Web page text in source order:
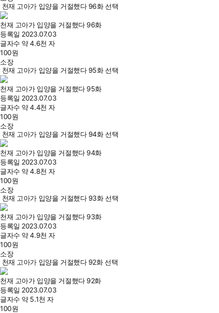
천재 고아가 입양을 거절했다 96화 선택
천재 고아가 입양을 거절했다 96화
등록일 2023.07.03
글자수 약 4.6천 자
100원
소장
천재 고아가 입양을 거절했다 95화 선택
천재 고아가 입양을 거절했다 95화
등록일 2023.07.03
글자수 약 4.4천 자
100원
소장
천재 고아가 입양을 거절했다 94화 선택
천재 고아가 입양을 거절했다 94화
등록일 2023.07.03
글자수 약 4.8천 자
100원
소장
천재 고아가 입양을 거절했다 93화 선택
천재 고아가 입양을 거절했다 93화
등록일 2023.07.03
글자수 약 4.9천 자
100원
소장
천재 고아가 입양을 거절했다 92화 선택
천재 고아가 입양을 거절했다 92화
등록일 2023.07.03
글자수 약 5.1천 자
100원